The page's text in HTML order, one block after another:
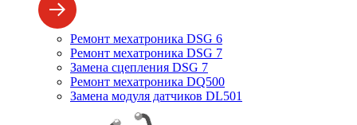
Ремонт мехатроника DSG 6
Ремонт мехатроника DSG 7
Замена сцепления DSG 7
Ремонт мехатроника DQ500
Замена модуля датчиков DL501